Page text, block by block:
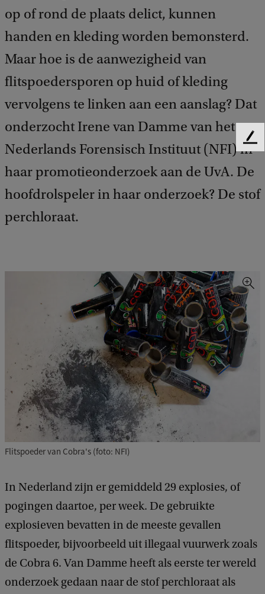
op of rond de plaats delict, kunnen
handen en kleding worden bemonsterd.
Maar hoe is de aanwezigheid van
flitspoedersporen op huid of kleding
vervolgens te linken aan een aanslag? Dat
onderzocht Irene van Damme van het
Nederlands Forensisch Instituut (NFI) in
haar promotieonderzoek aan de UvA. De
hoofdrolspeler in haar onderzoek? De stof
perchloraat.
Flitspoeder van Cobra's (foto: NFI)
In Nederland zijn er gemiddeld 29 explosies, of
pogingen daartoe, per week. De gebruikte
explosieven bevatten in de meeste gevallen
flitspoeder, bijvoorbeeld uit illegaal vuurwerk zoals
de Cobra 6. Van Damme heeft als eerste ter wereld
onderzoek gedaan naar de stof perchloraat als
F
e
e
b